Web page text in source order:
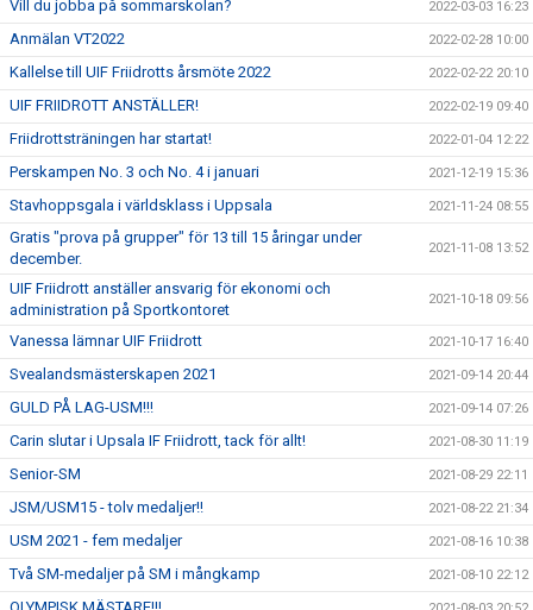
Vill du jobba på sommarskolan? 2022-03-03 16:23
Anmälan VT2022 2022-02-28 10:00
Kallelse till UIF Friidrotts årsmöte 2022 2022-02-22 20:10
UIF FRIIDROTT ANSTÄLLER! 2022-02-19 09:40
Friidrottsträningen har startat! 2022-01-04 12:22
Perskampen No. 3 och No. 4 i januari 2021-12-19 15:36
Stavhoppsgala i världsklass i Uppsala 2021-11-24 08:55
Gratis "prova på grupper" för 13 till 15 åringar under
december.
2021-11-08 13:52
UIF Friidrott anställer ansvarig för ekonomi och
administration på Sportkontoret
2021-10-18 09:56
Vanessa lämnar UIF Friidrott 2021-10-17 16:40
Svealandsmästerskapen 2021 2021-09-14 20:44
GULD PÅ LAG-USM!!! 2021-09-14 07:26
Carin slutar i Upsala IF Friidrott, tack för allt! 2021-08-30 11:19
Senior-SM 2021-08-29 22:11
JSM/USM15 - tolv medaljer!! 2021-08-22 21:34
USM 2021 - fem medaljer 2021-08-16 10:38
Två SM-medaljer på SM i mångkamp 2021-08-10 22:12